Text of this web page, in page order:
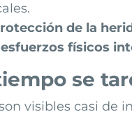
de la
físicos
se
visibles casi